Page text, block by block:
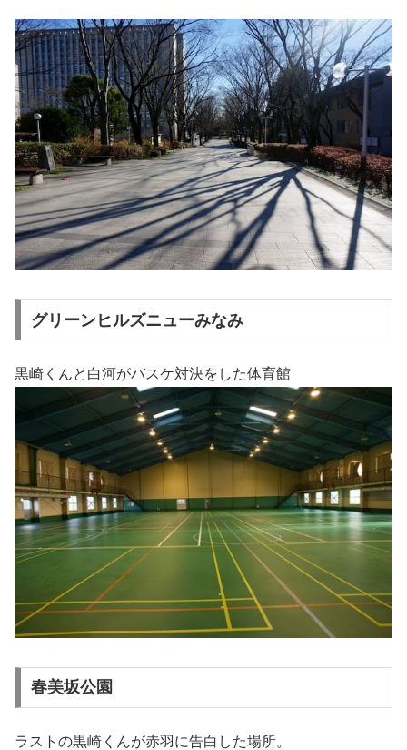
グリーンヒルズニューみなみ
黒崎くんと白河がバスケ対決をした体育館
春美坂公園
ラストの黒崎くんが赤羽に告白した場所。